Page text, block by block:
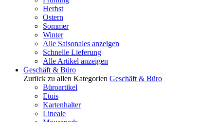
Herbst
Ostern
Sommer
Winter
Alle Saisonales anzeigen
Schnelle Lieferung
Alle Artikel anzeigen
Geschäft & Büro
Zurück zu allen Kategorien Geschäft & Büro
Büroartikel
Etuis
Kartenhalter
Lineale